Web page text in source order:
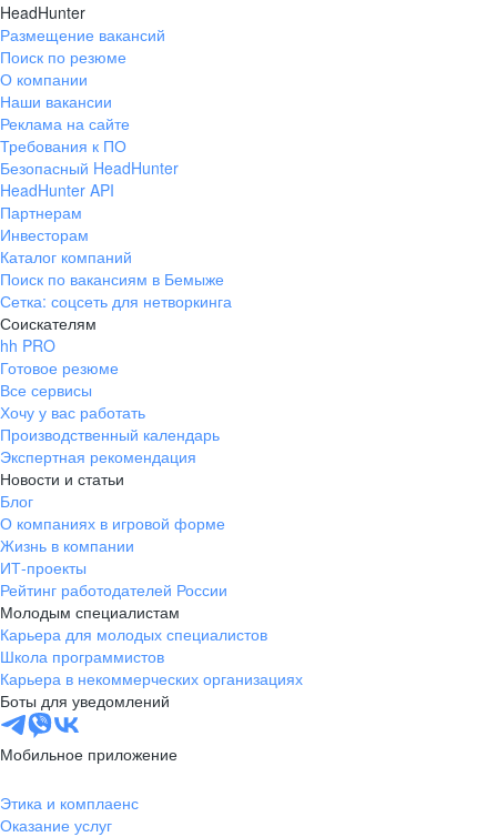
HeadHunter
Размещение вакансий
Поиск по резюме
О компании
Наши вакансии
Реклама на сайте
Требования к ПО
Безопасный HeadHunter
HeadHunter API
Партнерам
Инвесторам
Каталог компаний
Поиск по вакансиям в Бемыже
Сетка: соцсеть для нетворкинга
Соискателям
hh PRO
Готовое резюме
Все сервисы
Хочу у вас работать
Производственный календарь
Экспертная рекомендация
Новости и статьи
Блог
О компаниях в игровой форме
Жизнь в компании
ИТ-проекты
Рейтинг работодателей России
Молодым специалистам
Карьера для молодых специалистов
Школа программистов
Карьера в некоммерческих организациях
Боты для уведомлений
Мобильное приложение
Этика и комплаенс
Оказание услуг